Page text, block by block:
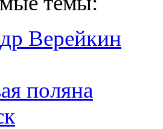
Верейкин
поляна